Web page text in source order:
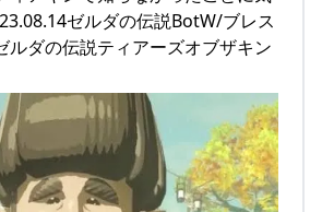
ゼルダの伝説BotW/ブレス
ルダの伝説ティアーズオブザキン